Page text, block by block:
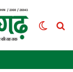
Switch